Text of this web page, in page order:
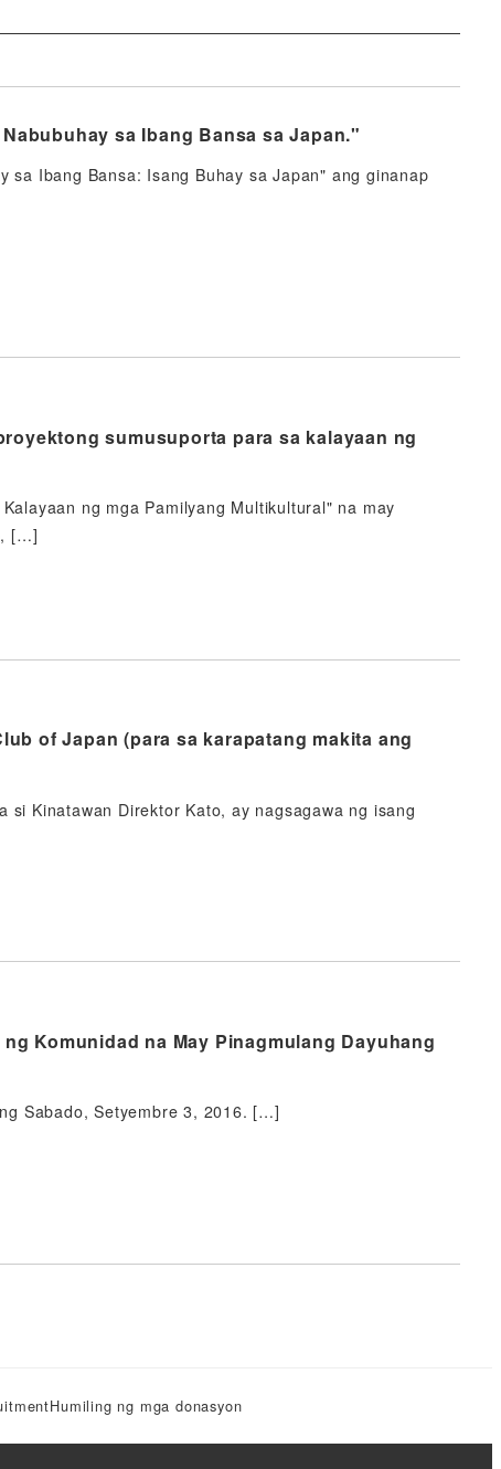
sa Ibang Bansa sa Japan."
sa Ibang Bansa: Isang Buhay sa Japan" ang ginanap
sumusuporta para sa kalayaan ng
ng mga Pamilyang Multikultural" na may
[…]
of Japan (para sa karapatang makita ang
si Kinatawan Direktor Kato, ay nagsagawa ng isang
Komunidad na May Pinagmulang Dayuhang
Sabado, Setyembre 3, 2016. […]
Humiling ng mga donasyon